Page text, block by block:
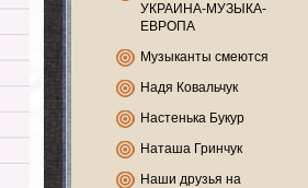
УКРАИНА-МУЗЫКА-
ЕВРОПА
Музыканты смеются
Надя Ковальчук
Настенька Букур
Наташа Гринчук
Наши друзья на